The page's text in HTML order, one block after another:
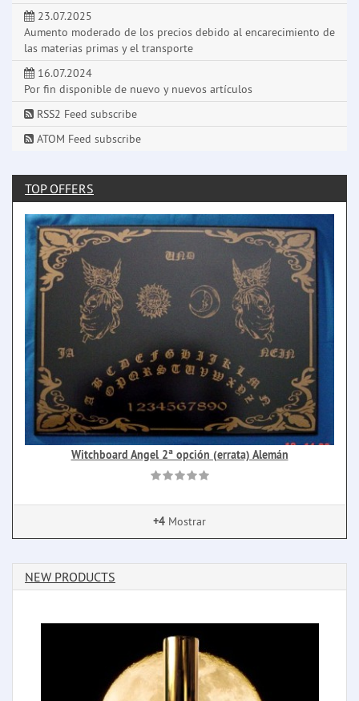
23.07.2025
Aumento moderado de los precios debido al encarecimiento de
las materias primas y el transporte
16.07.2024
Por fin disponible de nuevo y nuevos artículos
RSS2 Feed subscribe
ATOM Feed subscribe
TOP OFFERS
Witchboard Angel 2ª opción (errata) Alemán
+4 Mostrar
NEW PRODUCTS